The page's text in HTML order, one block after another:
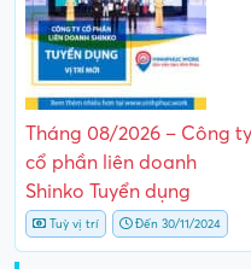
Tháng 08/2026 – Công ty
cổ phần liên doanh
Shinko Tuyển dụng
Tuỳ vị trí Đến 30/11/2024